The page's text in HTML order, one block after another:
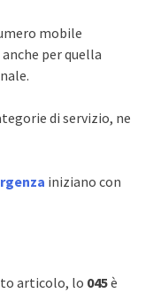
mobile
per quella
di servizio, ne
iniziano con
articolo, lo 045è